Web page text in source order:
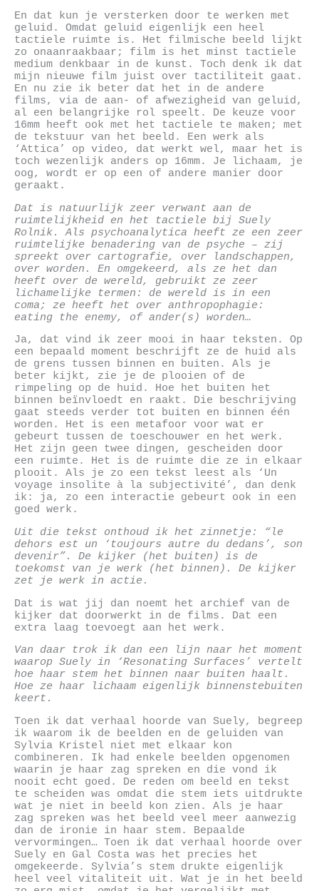
En dat kun je versterken door te werken met
geluid. Omdat geluid eigenlijk een heel
tactiele ruimte is. Het filmische beeld lijkt
zo onaanraakbaar; film is het minst tactiele
medium denkbaar in de kunst. Toch denk ik dat
mijn nieuwe film juist over tactiliteit gaat.
En nu zie ik beter dat het in de andere
films, via de aan- of afwezigheid van geluid,
al een belangrijke rol speelt. De keuze voor
16mm heeft ook met het tactiele te maken; met
de tekstuur van het beeld. Een werk als
‘Attica’ op video, dat werkt wel, maar het is
toch wezenlijk anders op 16mm. Je lichaam, je
oog, wordt er op een of andere manier door
geraakt.
Dat is natuurlijk zeer verwant aan de
ruimtelijkheid en het tactiele bij Suely
Rolnik. Als psychoanalytica heeft ze een zeer
ruimtelijke benadering van de psyche – zij
spreekt over cartografie, over landschappen,
over worden. En omgekeerd, als ze het dan
heeft over de wereld, gebruikt ze zeer
lichamelijke termen: de wereld is in een
coma; ze heeft het over anthropophagie:
eating the enemy, of ander(s) worden…
Ja, dat vind ik zeer mooi in haar teksten. Op
een bepaald moment beschrijft ze de huid als
de grens tussen binnen en buiten. Als je
beter kijkt, zie je de plooien of de
rimpeling op de huid. Hoe het buiten het
binnen beïnvloedt en raakt. Die beschrijving
gaat steeds verder tot buiten en binnen één
worden. Het is een metafoor voor wat er
gebeurt tussen de toeschouwer en het werk.
Het zijn geen twee dingen, gescheiden door
een ruimte. Het is de ruimte die ze in elkaar
plooit. Als je zo een tekst leest als ‘Un
voyage insolite à la subjectivité’, dan denk
ik: ja, zo een interactie gebeurt ook in een
goed werk.
Uit die tekst onthoud ik het zinnetje: “le
dehors est un ‘toujours autre du dedans’, son
devenir”. De kijker (het buiten) is de
toekomst van je werk (het binnen). De kijker
zet je werk in actie.
Dat is wat jij dan noemt het archief van de
kijker dat doorwerkt in de films. Dat een
extra laag toevoegt aan het werk.
Van daar trok ik dan een lijn naar het moment
waarop Suely in ‘Resonating Surfaces’ vertelt
hoe haar stem het binnen naar buiten haalt.
Hoe ze haar lichaam eigenlijk binnenstebuiten
keert.
Toen ik dat verhaal hoorde van Suely, begreep
ik waarom ik de beelden en de geluiden van
Sylvia Kristel niet met elkaar kon
combineren. Ik had enkele beelden opgenomen
waarin je haar zag spreken en die vond ik
nooit echt goed. De reden om beeld en tekst
te scheiden was omdat die stem iets uitdrukte
wat je niet in beeld kon zien. Als je haar
zag spreken was het beeld veel meer aanwezig
dan de ironie in haar stem. Bepaalde
vervormingen… Toen ik dat verhaal hoorde over
Suely en Gal Costa was het precies het
omgekeerde. Sylvia’s stem drukte eigenlijk
heel veel vitaliteit uit. Wat je in het beeld